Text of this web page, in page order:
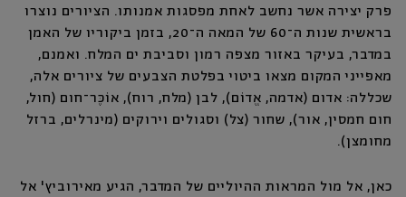
פרק יצירה אשר נחשב לאחת מפסגות אמנותו. הציורים נוצרו
בראשית שנות ה־60 של המאה ה־20, בזמן ביקוריו של האמן
במדבר, בעיקר באזור מצפה רמון וסביבת ים המלח. ואמנם,
מאפייני המקום מצאו ביטוי בפלטת הצבעים של ציורים אלה,
שכללה: אדום (אדמה, אֱדוֹם), לבן (מלח, רוח), אוֹכֶּר־חום (חול,
חום חמסין, אור), שחור (צל) וסגולים וירוקים (מינרלים, ברזל
מחומצן).
כאן, אל מול המראות ההיוליים של המדבר, הגיע מאירוביץ' אל